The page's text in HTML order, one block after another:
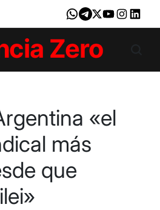
Whatsapp
Telegram
X YoutubeInstagram
«el
más
que